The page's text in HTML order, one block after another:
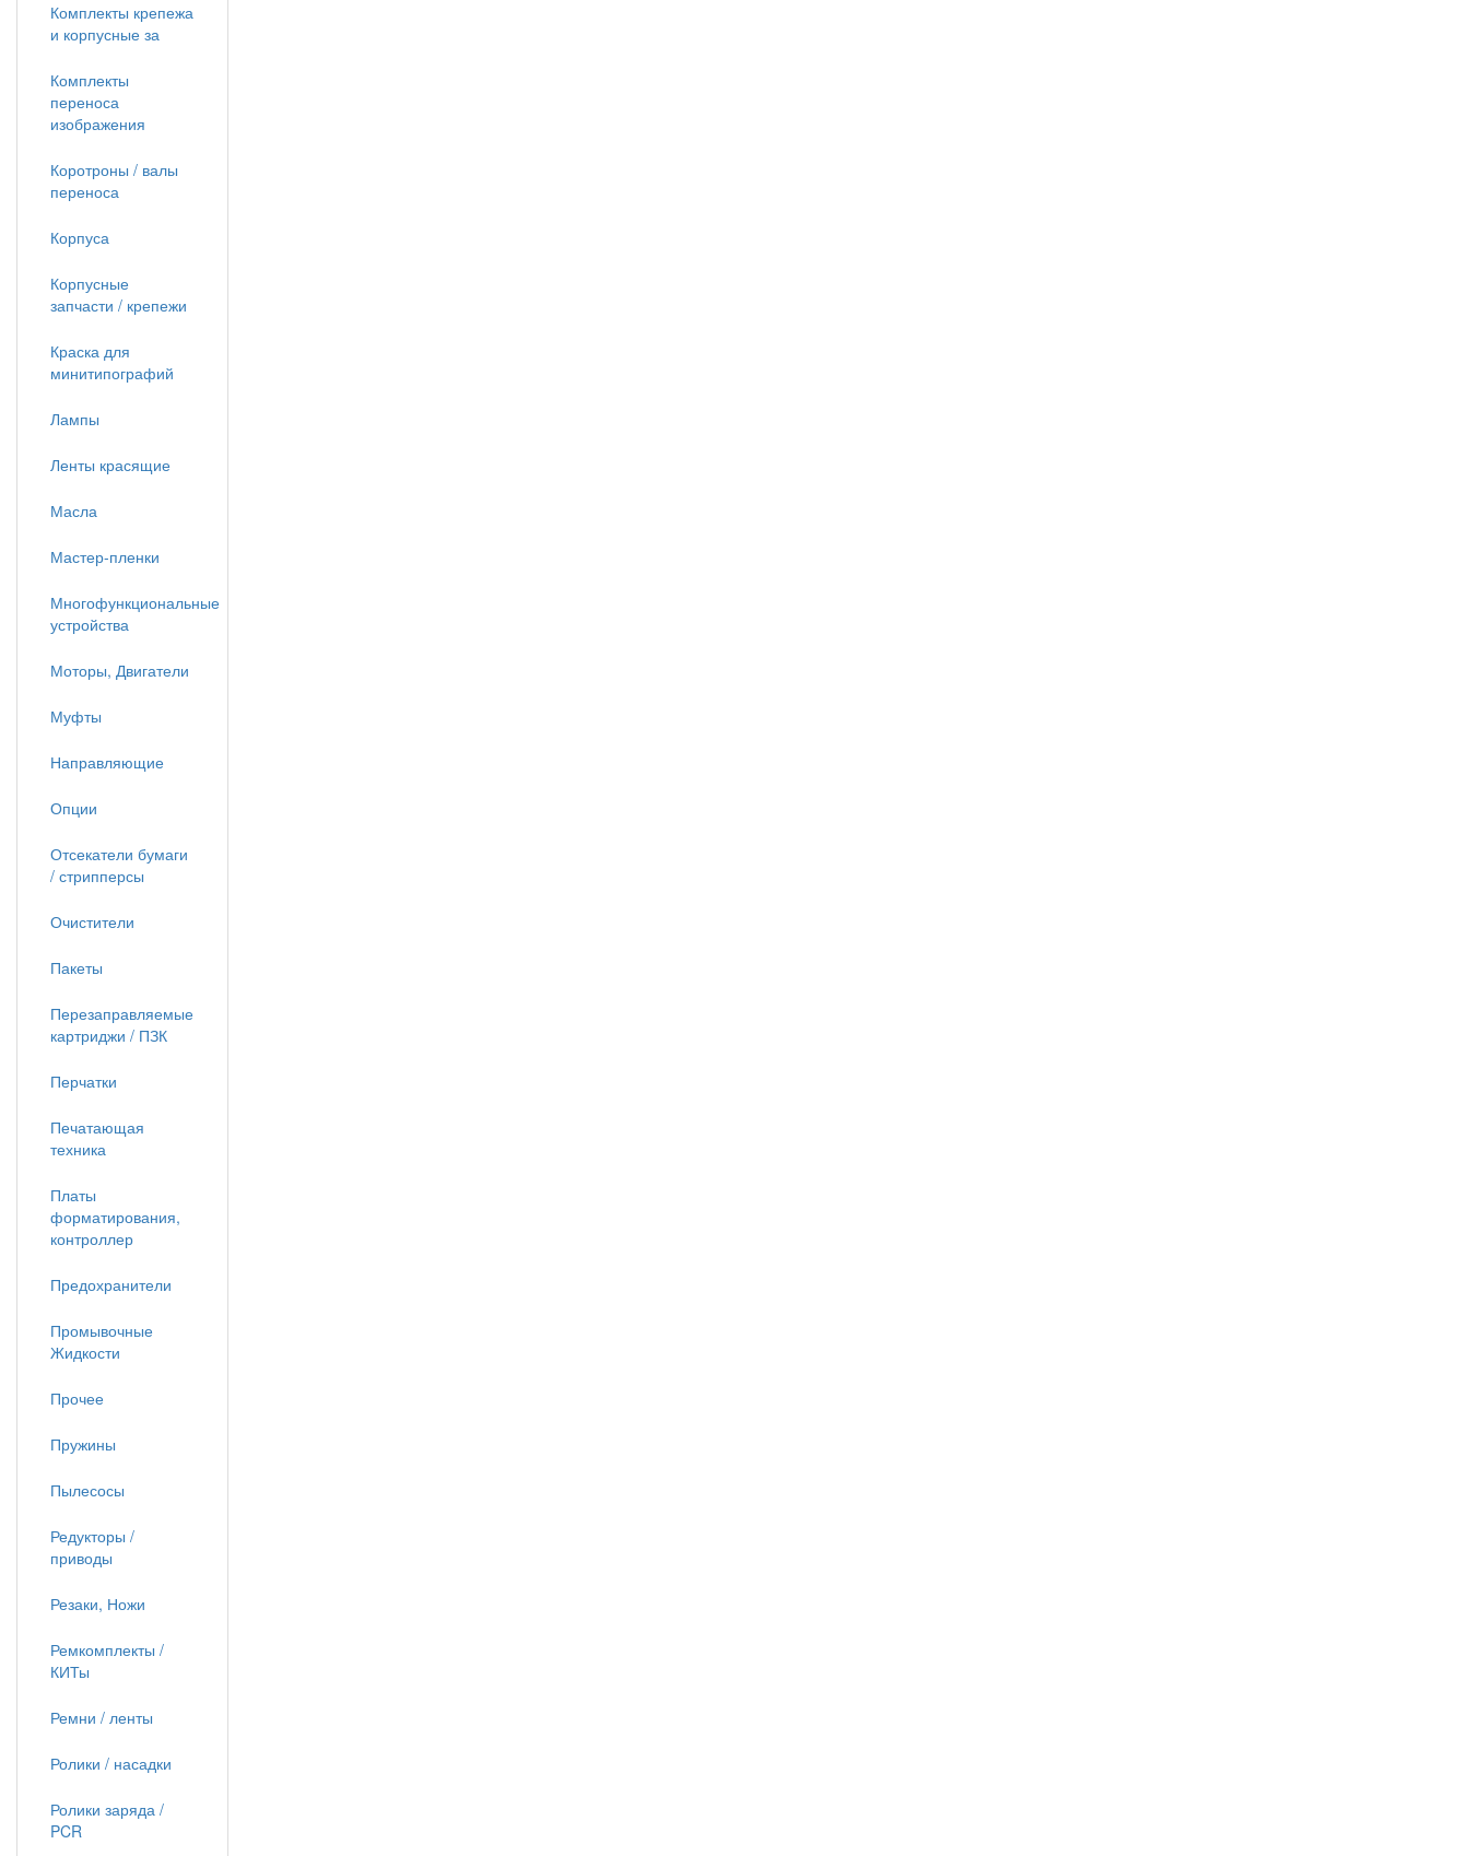
Комплекты крепежа
и корпусные за
Комплекты
переноса
изображения
Коротроны / валы
переноса
Корпуса
Корпусные
запчасти / крепежи
Краска для
минитипографий
Лампы
Ленты красящие
Масла
Мастер-пленки
Многофункциональные
устройства
Моторы, Двигатели
Муфты
Направляющие
Опции
Отсекатели бумаги
/ стрипперсы
Очистители
Пакеты
Перезаправляемые
картриджи / ПЗК
Перчатки
Печатающая
техника
Платы
форматирования,
контроллер
Предохранители
Промывочные
Жидкости
Прочее
Пружины
Пылесосы
Редукторы /
приводы
Резаки, Ножи
Ремкомплекты /
КИТы
Ремни / ленты
Ролики / насадки
Ролики заряда /
PCR